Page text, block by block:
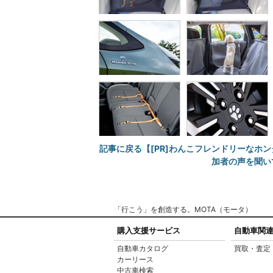
記事に戻る【[PR]わんこフレンドリーなホ
加者の声を聞
「行こう」を創造する。MOTA（モータ）
購入支援サービス
自動車カタログ
カーリース
中古車検索
自動車関
買取・査定